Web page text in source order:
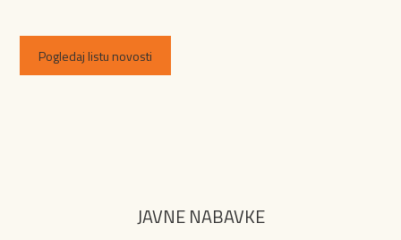
Pogledaj listu novosti
JAVNE NABAVKE